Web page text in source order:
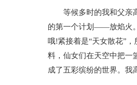
等候多时的我和父亲
的第一个计划——放焰火
哦!紧接着是“天女散花”
料，仙女们在天空中把一
成了五彩缤纷的世界。我